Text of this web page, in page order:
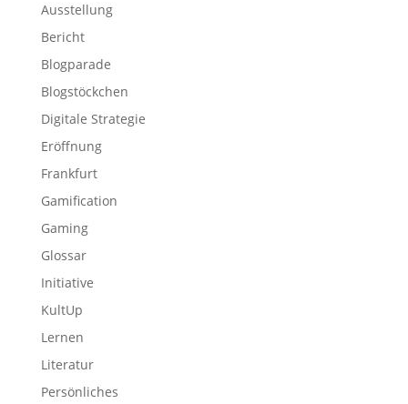
Ausstellung
Bericht
Blogparade
Blogstöckchen
Digitale Strategie
Eröffnung
Frankfurt
Gamification
Gaming
Glossar
Initiative
KultUp
Lernen
Literatur
Persönliches